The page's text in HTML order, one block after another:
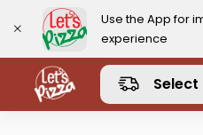
https://www.letspizza.sa/
Use the App for
experience